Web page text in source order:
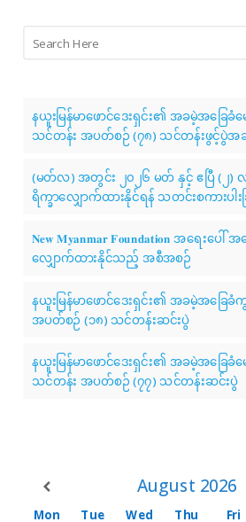
နယူးမြန်မာဖောင်ဒေးရှင်း၏ အခမဲ့အခြေခံ
သင်တန်း အပတ်စဉ် (၇၈) သင်တန်းဖွင့်ပွဲအခ
(မတ်လ) အတွင်း ၂၀၂၆ မတ် နှင့် ဧပြီ (၂)
ရိက္ခာလျှောက်ထားနိုင်ရန် သတင်းစကားပါးခ
𝐍𝐞𝐰 𝐌𝐲𝐚𝐧𝐦𝐚𝐫 𝐅𝐨𝐮𝐧𝐝𝐚𝐭𝐢𝐨𝐧 အရေးပေါ် အ
လျှောက်ထားနိုင်သည့် အစီအစဉ်
နယူးမြန်မာဖောင်ဒေးရှင်း၏ အခမဲ့အခြေ
အပတ်စဉ် (၁၈) သင်တန်းဆင်းပွဲ
နယူးမြန်မာဖောင်ဒေးရှင်း၏ အခမဲ့အခြေခံ
သင်တန်း အပတ်စဉ် (၇၇) သင်တန်းဆင်းပွဲ
August 2026
Mon Tue Wed Thu Fri